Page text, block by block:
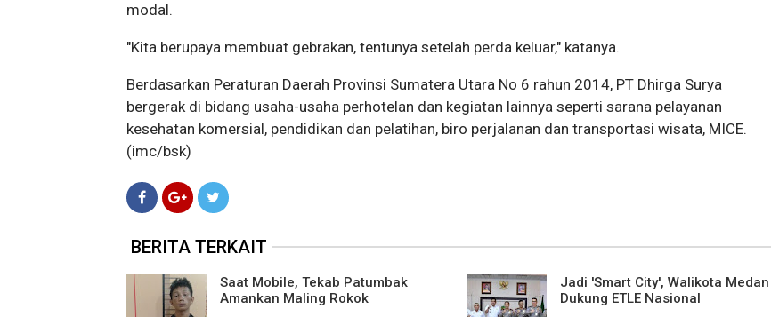
modal.
"Kita berupaya membuat gebrakan, tentunya setelah perda keluar," katanya.
Berdasarkan Peraturan Daerah Provinsi Sumatera Utara No 6 rahun 2014, PT Dhirga Surya
bergerak di bidang usaha-usaha perhotelan dan kegiatan lainnya seperti sarana pelayanan
kesehatan komersial, pendidikan dan pelatihan, biro perjalanan dan transportasi wisata, MICE.
(imc/bsk)
BERITA TERKAIT
Saat Mobile, Tekab Patumbak
Amankan Maling Rokok
Jadi 'Smart City', Walikota Medan
Dukung ETLE Nasional